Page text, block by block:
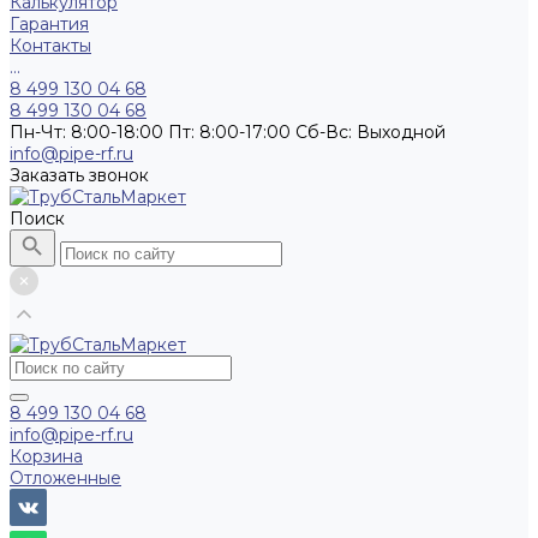
Гарантия
Контакты
...
8 499 130 04 68
8 499 130 04 68
Пн-Чт: 8:00-18:00 Пт: 8:00-17:00 Сб-Вс: Выходной
info@pipe-rf.ru
Заказать звонок
Поиск
8 499 130 04 68
info@pipe-rf.ru
Корзина
Отложенные